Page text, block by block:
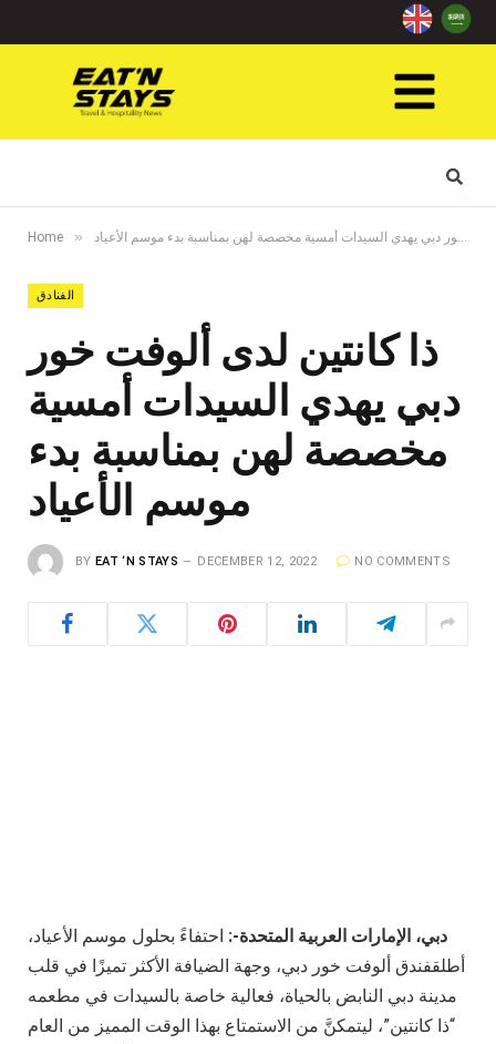
Home » ذا كانتين لدى ألوفت خور دبي يهدي السيدات أمسية مخصصة لهن بمناسبة بدء موسم الأعياد
الفنادق
ذا كانتين لدى ألوفت خور
دبي يهدي السيدات أمسية
مخصصة لهن بمناسبة بدء
موسم الأعياد
BY EAT ‘N STAYS DECEMBER 12, 2022 NO COMMENTS
دبي، الإمارات العربية المتحدة-: احتفاءً بحلول موسم الأعياد،
أطلقفندق ألوفت خور دبي، وجهة الضيافة الأكثر تميزًا في قلب
مدينة دبي النابض بالحياة، فعالية خاصة بالسيدات في مطعمه
“ذا كانتين”، ليتمكنَّ من الاستمتاع بهذا الوقت المميز من العام